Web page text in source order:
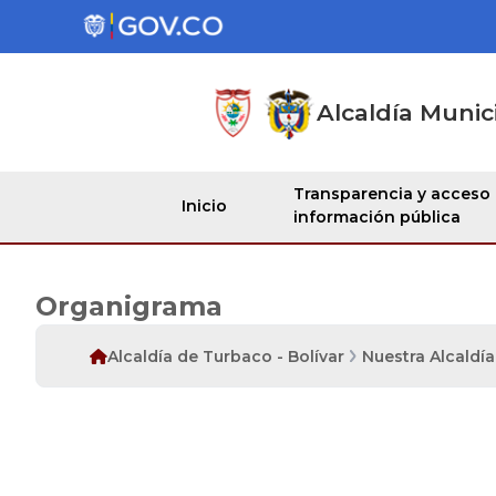
Alcaldía
Inicio
Transparencia y acceso
información pública
Organigrama
Alcaldía de Turbaco - Bolívar Nuestra Alcaldía